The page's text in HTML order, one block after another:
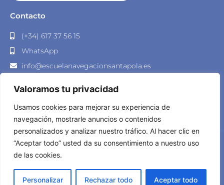
Valoramos tu privacidad
Usamos cookies para mejorar su experiencia de
navegación, mostrarle anuncios o contenidos
personalizados y analizar nuestro tráfico. Al hacer clic en
“Aceptar todo” usted da su consentimiento a nuestro uso
de las cookies.
Personalizar Rechazar todo Aceptar todo
Contacto
(+34) 617 37 56 15
WhatsApp
info@escuelanavegacionsantapola.es
Pola, Alicante
© 2023 Escuela Navegación Santa Pola – Desarrollado por
Lead-In Business
Contáctanos